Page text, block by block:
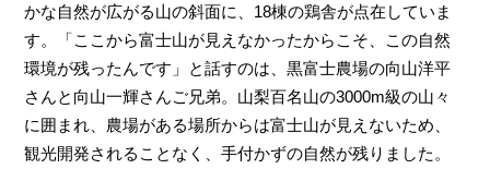
かな自然が広がる山の斜面に、18棟の鶏舎が点在していま
す。「ここから富士山が見えなかったからこそ、この自然
環境が残ったんです」と話すのは、黒富士農場の向山洋平
さんと向山一輝さんご兄弟。山梨百名山の3000m級の山々
に囲まれ、農場がある場所からは富士山が見えないため、
観光開発されることなく、手付かずの自然が残りました。